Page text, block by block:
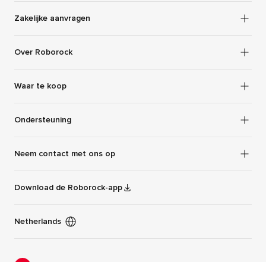
Zakelijke aanvragen
Over Roborock
Waar te koop
Ondersteuning
Neem contact met ons op
Download de Roborock-app
Netherlands